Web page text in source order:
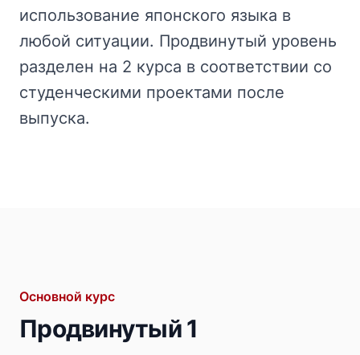
использование японского языка в
любой ситуации. Продвинутый уровень
разделен на 2 курса в соответствии со
студенческими проектами после
выпуска.
Основной курс
Продвинутый 1